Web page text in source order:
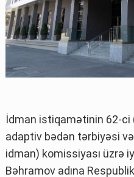
İdman istiqamətinin 62-ci
adaptiv bədən tərbiyəsi və
idman) komissiyası üzrə
Bəhramov adına